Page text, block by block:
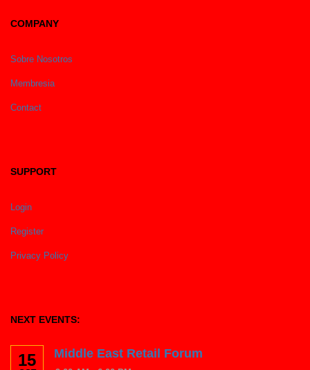
COMPANY
Sobre Nosotros
Membresia
Contact
SUPPORT
Login
Register
Privacy Policy
NEXT EVENTS:
15 Middle East Retail Forum